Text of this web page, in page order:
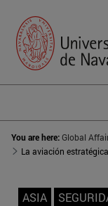
You are here:Global
La aviación
ASIA